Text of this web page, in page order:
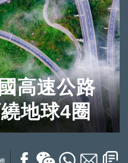
高速公路
地球4圈